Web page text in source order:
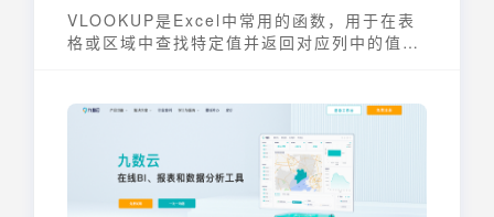
VLOOKUP是Excel中常用的函数，用于在表
格或区域中查找特定值并返回对应列中的值。
降，导致Excel卡顿甚至崩溃。本文将深入探
讨vlookup处理大量数据时面临的挑战，并提
供一系列实用的优化技巧，帮助用户提升
Excel的处理效率。